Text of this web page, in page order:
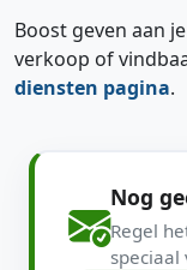
Boost geven aan
verkoop of
diensten pagina.
Nog
Regel
speciaal